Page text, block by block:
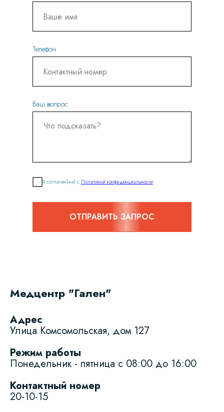
Телефон
Ваш вопрос
Я согласен(-на) с Политикой конфиденциальности
ОТПРАВИТЬ ЗАПРОС
Медцентр "Гален"
Адрес
Улица Комсомольская, дом 127
Режим работы
Понедельник - пятница с 08:00 до 16:00
Контактный номер
20-10-15